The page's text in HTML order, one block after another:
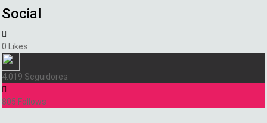
Social
0 Likes
4.019 Seguidores
805 Follows